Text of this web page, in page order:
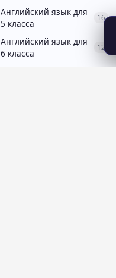
Английский язык для
5 класса
16
Английский язык для
6 класса
12